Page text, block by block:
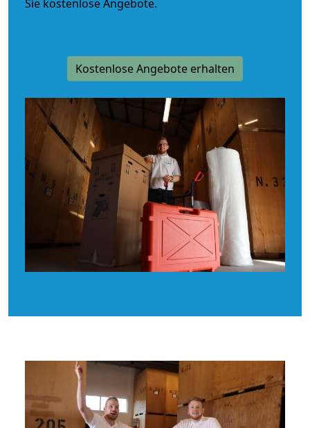
Sie kostenlose Angebote.
Kostenlose Angebote erhalten